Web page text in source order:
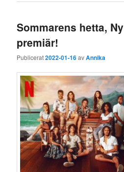
Sommarens hetta, Ny
premiär!
Publicerat2022-01-16avAnnika